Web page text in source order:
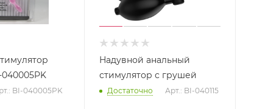
BI-040005PK
BI-040005PK
Надувной анальный
стимулятор с грушей
Достаточно Арт.: BI-040115